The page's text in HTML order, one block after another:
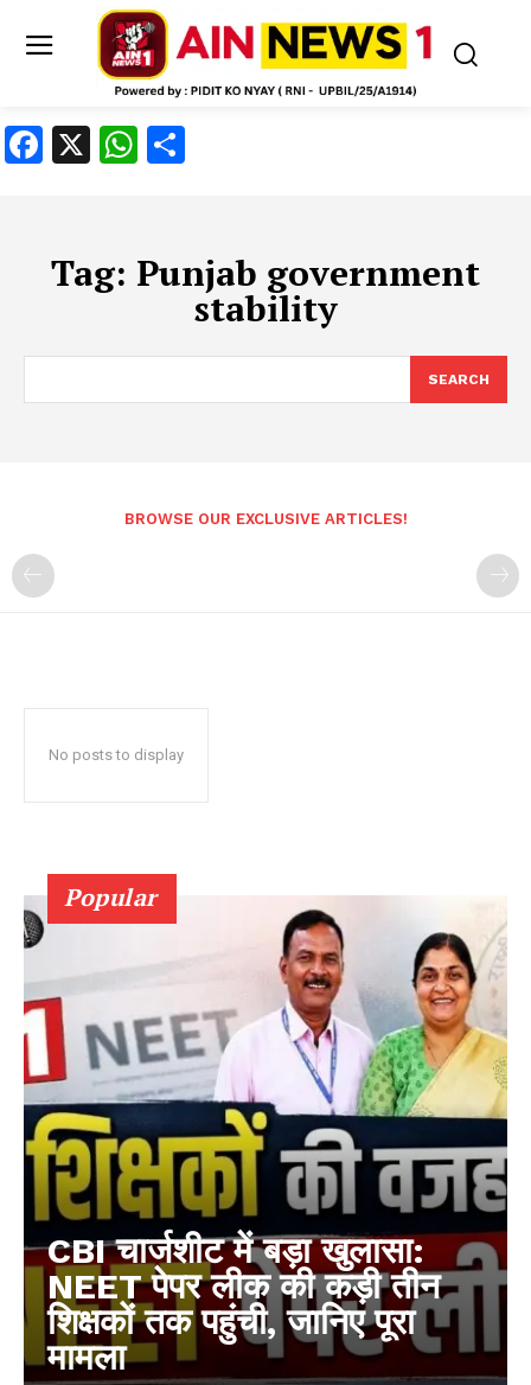
Facebook
X WhatsApp
Tag: Punjab government
stability
SEARCH
BROWSE OUR EXCLUSIVE ARTICLES!
No posts to display
Popular
CBI चार्जशीट में बड़ा खुलासा:
NEET पेपर लीक की कड़ी तीन
शिक्षकों तक पहुंची, जानिए पूरा
मामला